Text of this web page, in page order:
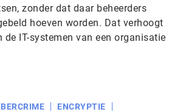
zonder dat daar beheerders
hoeven worden. Dat verhoogt
de IT-systemen van een organisatie
ENCRYPTIE